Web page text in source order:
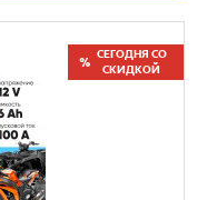
СЕГОДНЯ СО
СКИДКОЙ